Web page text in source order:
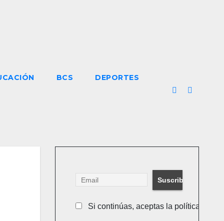
BCS DEPORTES
Si continúas, aceptas la política de